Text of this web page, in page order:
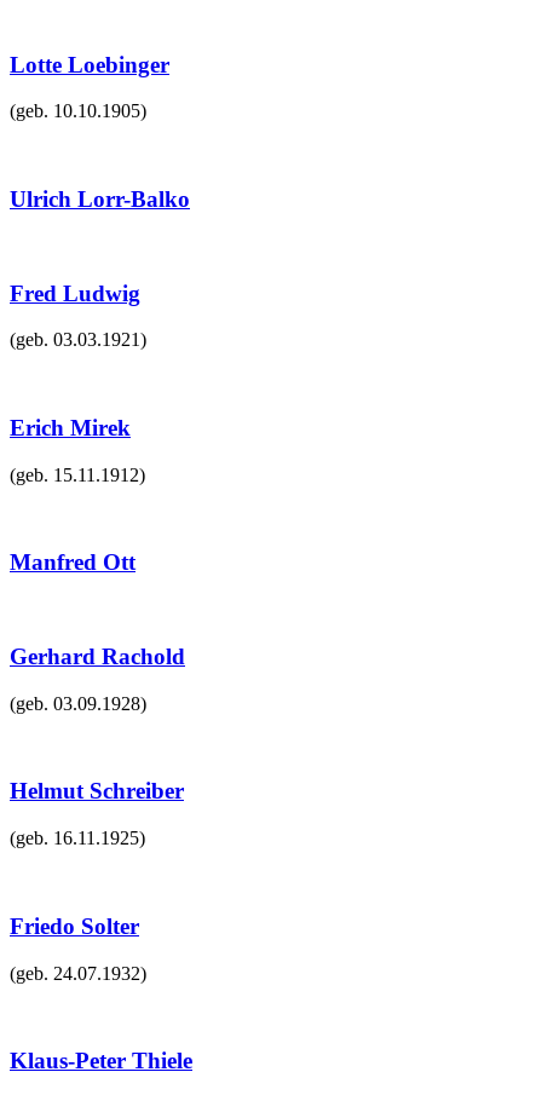
Lotte Loebinger
(geb. 10.10.1905)
Ulrich Lorr-Balko
Fred Ludwig
(geb. 03.03.1921)
Erich Mirek
(geb. 15.11.1912)
Manfred Ott
Gerhard Rachold
(geb. 03.09.1928)
Helmut Schreiber
(geb. 16.11.1925)
Friedo Solter
(geb. 24.07.1932)
Klaus-Peter Thiele